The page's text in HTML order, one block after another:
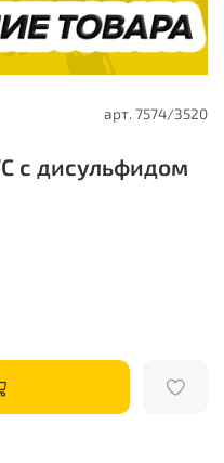
арт. 7574/3520
с дисульфидом